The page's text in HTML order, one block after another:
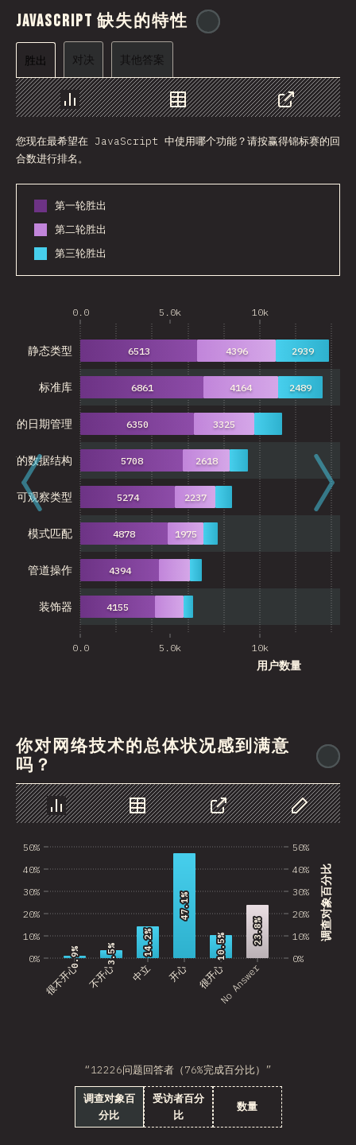
JavaScript 缺失的特性
胜出 对决 其他答案
图表 数据
分享
您现在最希望在 JavaScript 中使用哪个功能？请按赢得锦标赛的回
合数进行排名。
第一轮胜出
第二轮胜出
第三轮胜出
0.0 5.0k 10k
0.0 5.0k 10k
用户数量
装饰器
管道操作
模式匹配
可观察类型
变的数据结构
好的日期管理
标准库
静态类型
4155
4394
4878
5274
5708
6350
6861
6513
1975
2237
2618
3325
4164
4396
2489
2939
你对网络技术的总体状况感到满意
吗？
图表 数据 分享 自定义数据
0%
10%
20%
30%
40%
50%
调查对象百分比
很不开心 不开心 中立 开心 很开心No Answer
0%
10%
20%
30%
40%
50%
0.9%
0.9% 3.5%
3.5% 14.2%
14.2%
47.1%
47.1%
10.5%
10.5%
23.8%
23.8%
“12226问题回答者（76%完成百分比）”
调查对象百
分比
受访者百分
比
数量